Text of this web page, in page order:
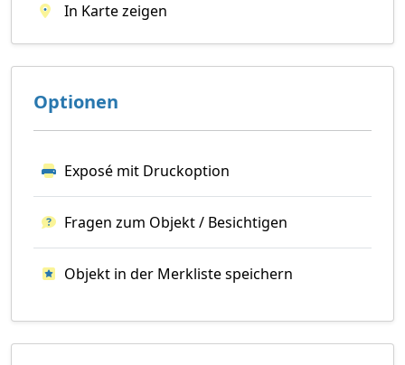
In Karte zeigen
Optionen
Exposé mit Druckoption
Fragen zum Objekt / Besichtigen
Objekt in der Merkliste speichern